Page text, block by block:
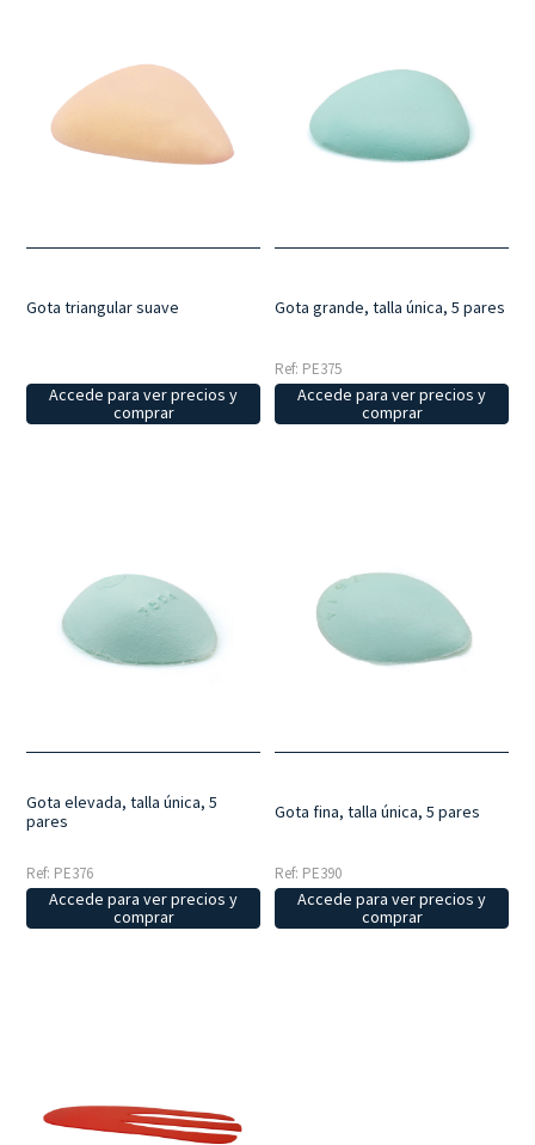
Gota triangular suave
Accede para ver precios y
comprar
Gota grande, talla única, 5 pares
Ref: PE375
Accede para ver precios y
comprar
Gota elevada, talla única, 5
pares
Ref: PE376
Accede para ver precios y
comprar
Gota fina, talla única, 5 pares
Ref: PE390
Accede para ver precios y
comprar